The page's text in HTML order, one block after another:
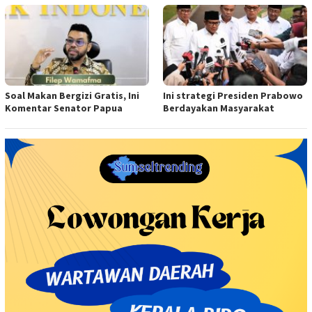
Soal Makan Bergizi Gratis, Ini
Komentar Senator Papua
Ini strategi Presiden Prabowo
Berdayakan Masyarakat